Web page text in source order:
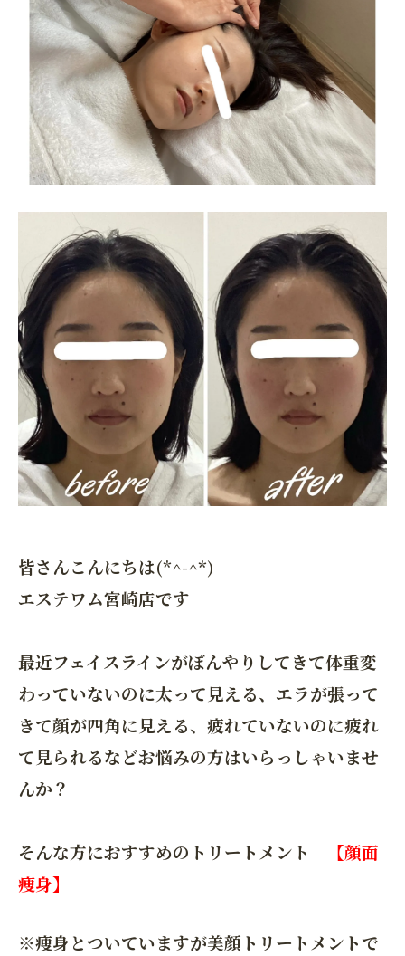
皆さんこんにちは(*^-^*)
エステワム宮崎店です
最近フェイスラインがぼんやりしてきて体重変
わっていないのに太って見える、エラが張って
きて顔が四角に見える、疲れていないのに疲れ
て見られるなどお悩みの方はいらっしゃいませ
んか？
そんな方におすすめのトリートメント
【顔面
痩身】
※痩身とついていますが美顔トリートメントで